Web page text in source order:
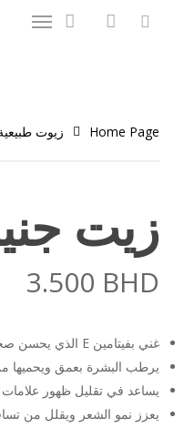
Menu
Home Page زيوت
زيت
3.500 BHD
غني بفيتامين E الذي يحسن صحة البشرة والشعر.
يرطب البشرة بعمق ويحميها
يساعد في تقليل ظهور علامات
يعزز نمو الشعر ويقلل من